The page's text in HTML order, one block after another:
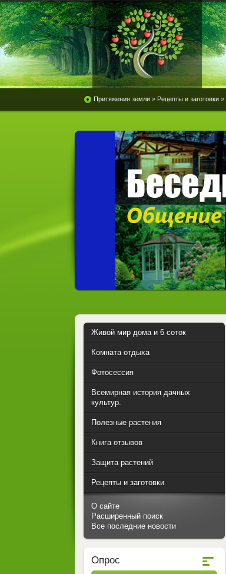
Притяжения земли » Рецепты и заготовки »
Живой мир дома и 6 соток
Комната отдыха
Фотосессия
Всемирная история дачных
культур.
Полезные растения
Книга отзывов
Защита растений
Рецепты и заготовки
О сайте
Расширенный поиск
Все последние новости
Опрос